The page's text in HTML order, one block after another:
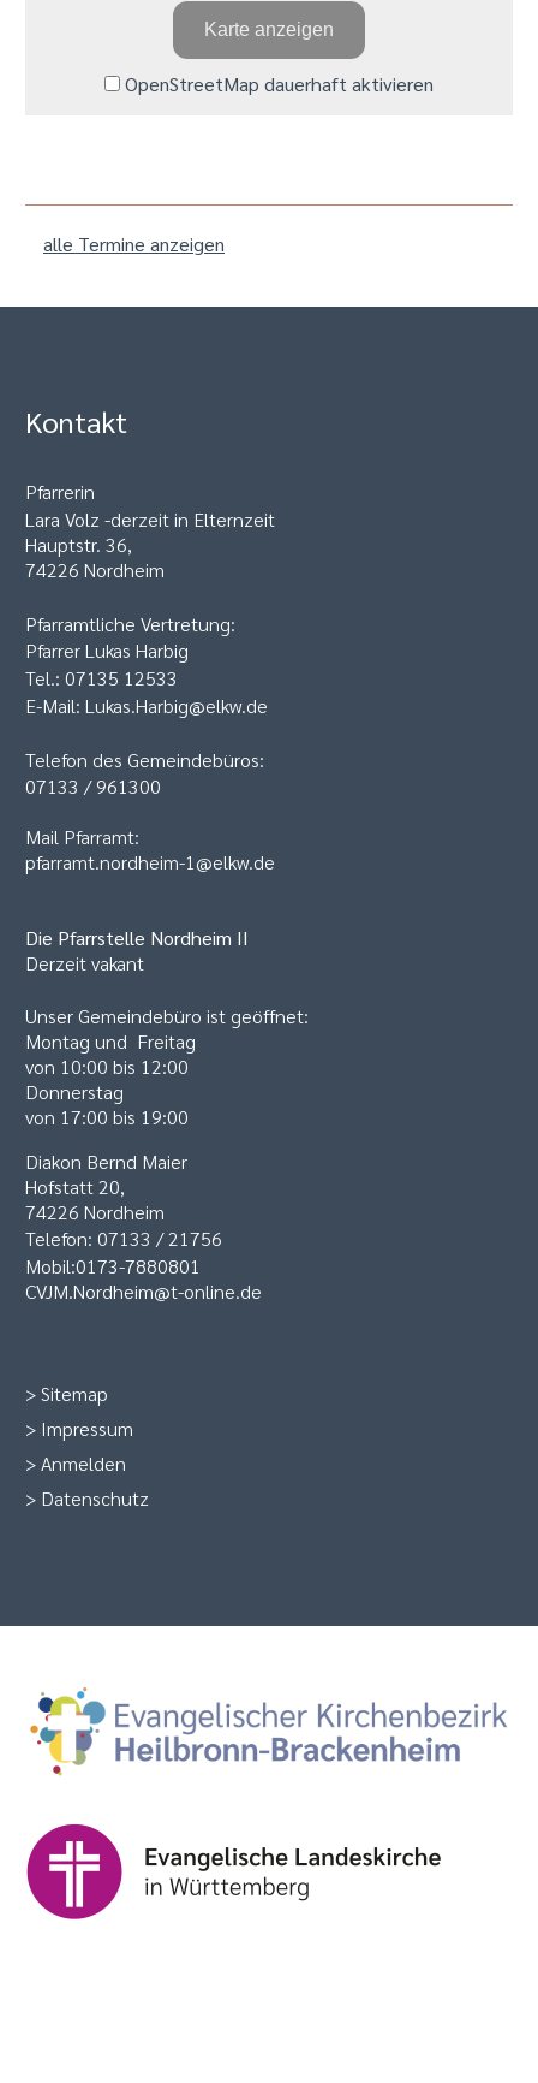
Karte anzeigen
OpenStreetMap dauerhaft aktivieren
alle Termine anzeigen
Kontakt
Pfarrerin
Lara Volz -derzeit in Elternzeit
Hauptstr. 36,
74226 Nordheim
Pfarramtliche Vertretung:
Pfarrer Lukas Harbig
Tel.: 07135 12533
E-Mail: Lukas.Harbig@elkw.de
Telefon des Gemeindebüros:
07133 / 961300
Mail Pfarramt:
pfarramt.nordheim-1@elkw.de
Die Pfarrstelle Nordheim II
Derzeit vakant
Unser Gemeindebüro ist geöffnet:
Montag und Freitag
von 10:00 bis 12:00
Donnerstag
von 17:00 bis 19:00
Diakon Bernd Maier
Hofstatt 20,
74226 Nordheim
Telefon: 07133 / 21756
Mobil:0173-7880801
CVJM.Nordheim@t-online.de
>Sitemap
> Impressum
>Anmelden
> Datenschutz